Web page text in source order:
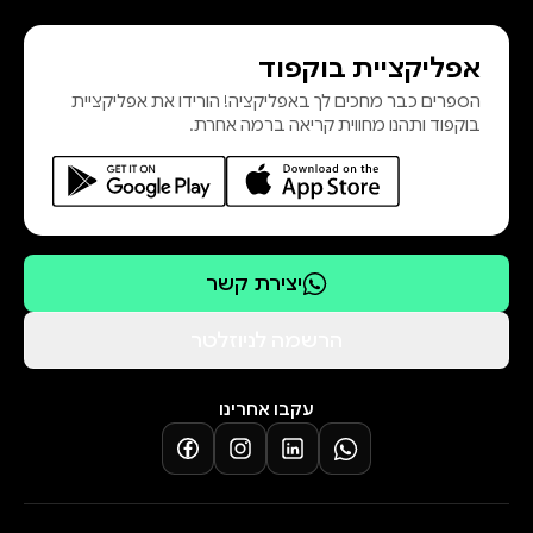
אפליקציית בוקפוד
הספרים כבר מחכים לך באפליקציה! הורידו את אפליקציית
בוקפוד ותהנו מחווית קריאה ברמה אחרת.
יצירת קשר
עקבו אחרינו